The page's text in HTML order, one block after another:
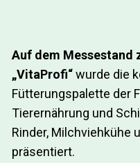
Auf dem Messestand
„VitaProfi“wurde die
Fütterungspalette der
Tierernährung und
Rinder, Milchviehkühe
präsentiert.